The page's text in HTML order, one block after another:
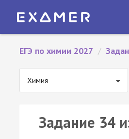
ЕГЭ по химии 2027 /
Химия
Задание 34